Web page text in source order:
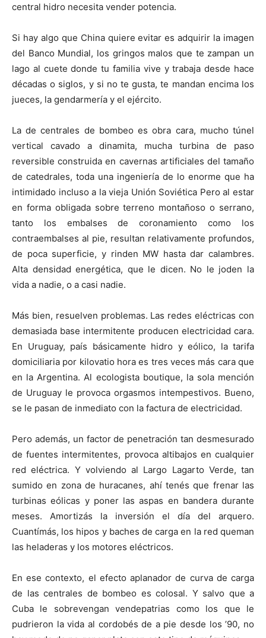
central hidro necesita vender potencia.
Si hay algo que China quiere evitar es adquirir la imagen
del Banco Mundial, los gringos malos que te zampan un
lago al cuete donde tu familia vive y trabaja desde hace
décadas o siglos, y si no te gusta, te mandan encima los
jueces, la gendarmería y el ejército.
La de centrales de bombeo es obra cara, mucho túnel
vertical cavado a dinamita, mucha turbina de paso
reversible construida en cavernas artificiales del tamaño
de catedrales, toda una ingeniería de lo enorme que ha
intimidado incluso a la vieja Unión Soviética Pero al estar
en forma obligada sobre terreno montañoso o serrano,
tanto los embalses de coronamiento como los
contraembalses al pie, resultan relativamente profundos,
de poca superficie, y rinden MW hasta dar calambres.
Alta densidad energética, que le dicen. No le joden la
vida a nadie, o a casi nadie.
Más bien, resuelven problemas. Las redes eléctricas con
demasiada base intermitente producen electricidad cara.
En Uruguay, país básicamente hidro y eólico, la tarifa
domiciliaria por kilovatio hora es tres veces más cara que
en la Argentina. Al ecologista boutique, la sola mención
de Uruguay le provoca orgasmos intempestivos. Bueno,
se le pasan de inmediato con la factura de electricidad.
Pero además, un factor de penetración tan desmesurado
de fuentes intermitentes, provoca altibajos en cualquier
red eléctrica. Y volviendo al Largo Lagarto Verde, tan
sumido en zona de huracanes, ahí tenés que frenar las
turbinas eólicas y poner las aspas en bandera durante
meses. Amortizás la inversión el día del arquero.
Cuantímás, los hipos y baches de carga en la red queman
las heladeras y los motores eléctricos.
En ese contexto, el efecto aplanador de curva de carga
de las centrales de bombeo es colosal. Y salvo que a
Cuba le sobrevengan vendepatrias como los que le
pudrieron la vida al cordobés de a pie desde los ’90, no